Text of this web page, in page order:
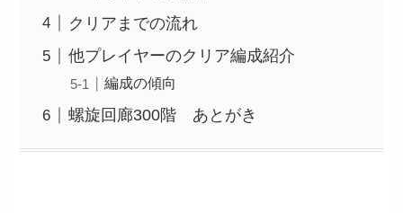
クリアまでの流れ
他プレイヤーのクリア編成紹介
編成の傾向
螺旋回廊300階 あとがき